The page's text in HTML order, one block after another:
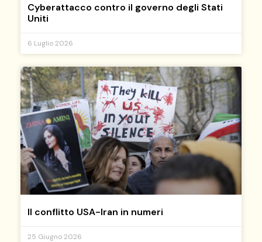
Cyberattacco contro il governo degli Stati
Uniti
6 Luglio 2026
Il conflitto USA-Iran in numeri
25 Giugno 2026